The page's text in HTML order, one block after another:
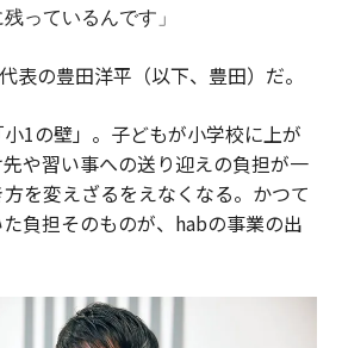
っているんです」
表の豊田洋平（以下、豊田）だ。
1の壁」。子どもが小学校に上が
や習い事への送り迎えの負担が一
を変えざるをえなくなる。かつて
負担そのものが、habの事業の出